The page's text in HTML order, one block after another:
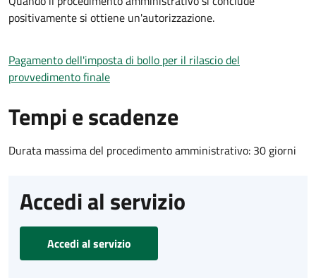
positivamente si ottiene un'autorizzazione.
Pagamento dell'imposta di bollo per il rilascio del
provvedimento finale
Tempi e scadenze
Durata massima del procedimento amministrativo: 30 giorni
Accedi al servizio
Accedi al servizio